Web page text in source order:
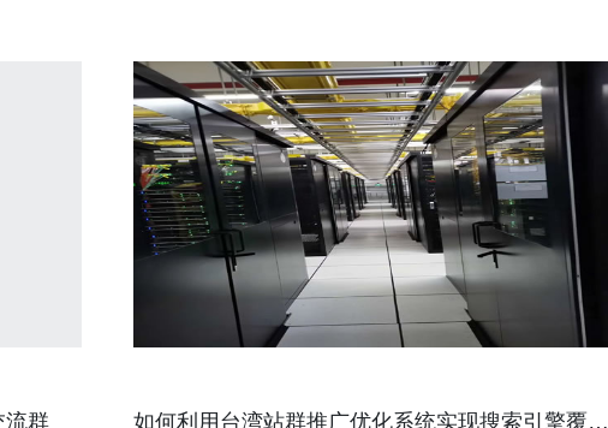
流群
如何利用台湾站群推广优化系统实现搜索引擎覆盖